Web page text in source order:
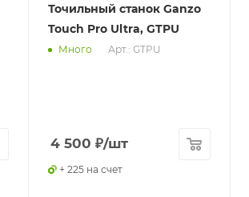
Точильный станок Ganzo
Touch Pro Ultra, GTPU
Много Арт.: GTPU
4 500 ₽/шт
+ 225 на счет